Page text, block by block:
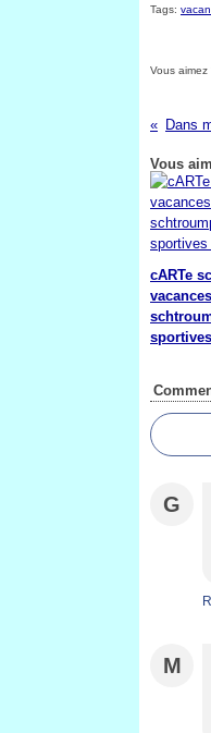
Tags:
Vous aimez
Vous
cARTe
vacances
G
M